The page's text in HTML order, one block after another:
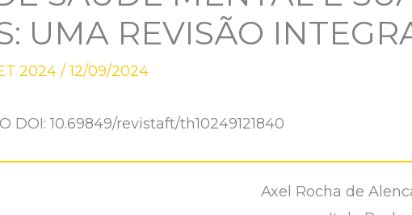
UMA REVISÃO
2024 /12/09/2024
DOI: 10.69849/revistaft/th10249121840
Axel Rocha de